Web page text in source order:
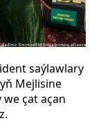
saýlawlary
Mejlisine
çat açan